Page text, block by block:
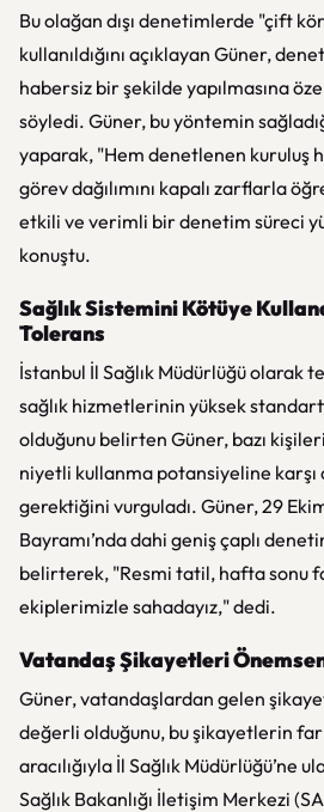
Bu olağan dışı denetimlerde "çift
kullanıldığını açıklayan Güner,
habersiz bir şekilde yapılmasına
söyledi. Güner, bu yöntemin
yaparak, "Hem denetlenen kuruluş
görev dağılımını kapalı zarflarla
etkili ve verimli bir denetim süreci
konuştu.
Sağlık Sistemini Kötüye
Tolerans
İstanbul İl Sağlık Müdürlüğü olarak
sağlık hizmetlerinin yüksek
olduğunu belirten Güner, bazı
niyetli kullanma potansiyeline karşı
gerektiğini vurguladı. Güner, 29
Bayramı’nda dahi geniş çaplı
belirterek, "Resmi tatil, hafta sonu
ekiplerimizle sahadayız," dedi.
Vatandaş Şikayetleri
Güner, vatandaşlardan gelen
değerli olduğunu, bu şikayetlerin
aracılığıyla İl Sağlık Müdürlüğü’ne
Sağlık Bakanlığı İletişim Merkezi